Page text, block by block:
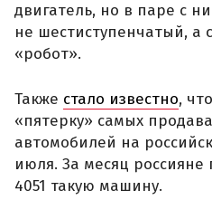
двигатель, но в паре с
не шестиступенчатый, а
«робот».
Также стало известно,
«пятерку» самых
автомобилей на
июля. За месяц россияне
4051 такую машину.